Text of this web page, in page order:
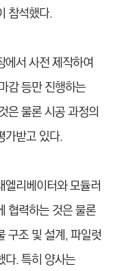
참석했다.
서 사전 제작하여
감 등만 진행하는
은 물론 시공 과정의
가받고 있다.
리베이터와 모듈러
협력하는 것은 물론
구조 및 설계, 파일럿
다. 특히 양사는